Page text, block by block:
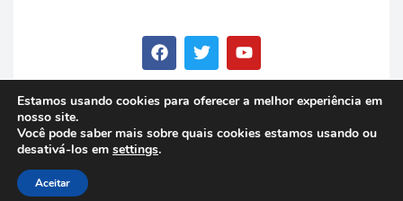
© Copyright 2023 - Notícia Extra - Todos os direitos
reservados
Estamos usando cookies para oferecer a melhor experiência em
nosso site.
Você pode saber mais sobre quais cookies estamos usando ou
desativá-los em settings.
Aceitar